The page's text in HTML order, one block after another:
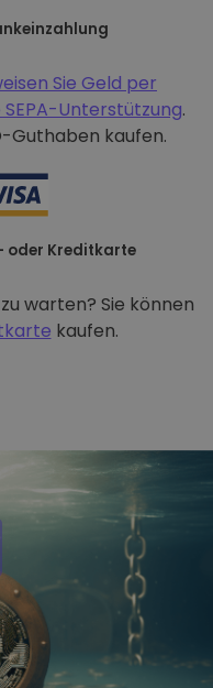
Sie Geld per
Unterstützung.
Guthaben kaufen.
oder Kreditkarte
warten? Sie können
kaufen.